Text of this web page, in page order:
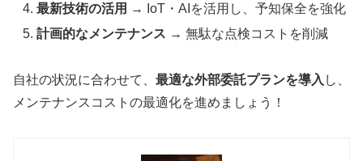
最新技術の活用 → IoT・AIを活用し、予知保全を強化
計画的なメンテナンス → 無駄な点検コストを削減
自社の状況に合わせて、 最適な外部委託プランを導入 し、
メンテナンスコストの最適化を進めましょう！